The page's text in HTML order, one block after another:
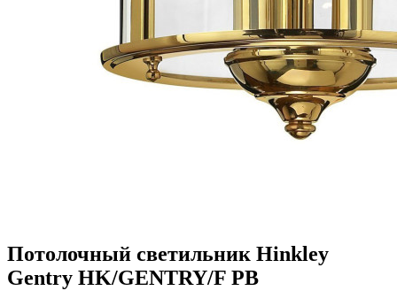
Потолочный светильник Hinkley
Gentry HK/GENTRY/F PB